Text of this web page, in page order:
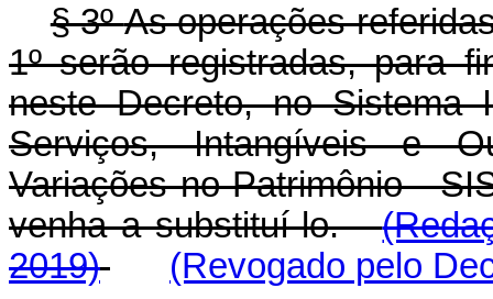
§ 3ºAs operações
1º serão registradas, para
neste Decreto, no Sistema
Serviços, Intangíveis e
Variações no Patrimônio -
venha a substituí-lo.
2019)
(Revogado pelo